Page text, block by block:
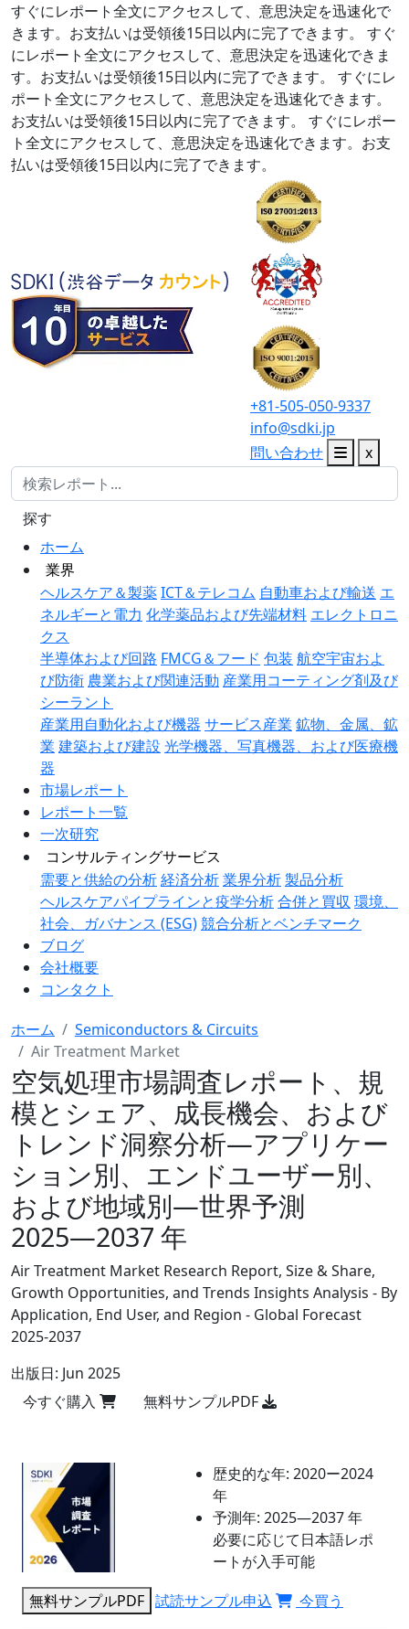
すぐにレポート全文にアクセスして、意思決定を迅速化で
きます。お支払いは受領後15日以内に完了できます。
すぐ
にレポート全文にアクセスして、意思決定を迅速化できま
す。お支払いは受領後15日以内に完了できます。
すぐにレ
ポート全文にアクセスして、意思決定を迅速化できます。
お支払いは受領後15日以内に完了できます。
すぐにレポー
ト全文にアクセスして、意思決定を迅速化できます。お支
払いは受領後15日以内に完了できます。
+81-505-050-9337
info@sdki.jp
問い合わせ
x
ホーム
業界
ヘルスケア＆製薬ICT＆テレコム 自動車および輸送 エ
ネルギーと電力 化学薬品および先端材料 エレクトロニ
クス
半導体および回路 FMCG＆フード 包装 航空宇宙およ
び防衛 農業および関連活動 産業用コーティング剤及び
シーラント
産業用自動化および機器 サービス産業 鉱物、金属、鉱
業 建築および建設 光学機器、写真機器、および医療機
器
市場レポート
レポート一覧
一次研究
コンサルティングサービス
需要と供給の分析経済分析業界分析製品分析
ヘルスケアパイプラインと疫学分析合併と買収 環境、
社会、ガバナンス (ESG)競合分析とベンチマーク
ブログ
会社概要
コンタクト
探す
ホーム
Semiconductors & Circuits
Air Treatment Market
空気処理市場調査レポート、規
模とシェア、成長機会、および
トレンド洞察分析―アプリケー
ション別、エンドユーザー別、
および地域別―世界予測
2025―2037 年
Air Treatment Market Research Report, Size & Share,
Growth Opportunities, and Trends Insights Analysis - By
Application, End User, and Region - Global Forecast
2025-2037
出版日: Jun 2025
今すぐ購入
無料サンプルPDF
歴史的な年: 2020ー2024
年
予測年: 2025―2037 年
必要に応じて日本語レポ
ートが入手可能
無料サンプルPDF 試読サンプル申込 今買う